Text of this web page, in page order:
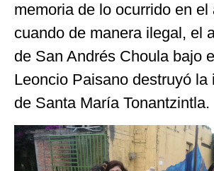
memoria de lo ocurrido en el
cuando de manera ilegal, el
de San Andrés Choula bajo
Leoncio Paisano destruyó la
de Santa María Tonantzintla.